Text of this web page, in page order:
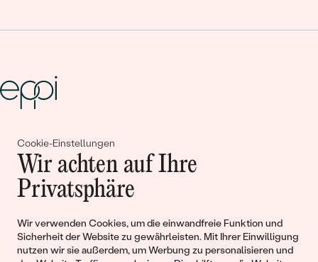
Cookie-Einstellungen
Wir achten auf Ihre
Privatsphäre
Wir verwenden Cookies, um die einwandfreie Funktion und
Sicherheit der Website zu gewährleisten. Mit Ihrer Einwilligung
nutzen wir sie außerdem, um Werbung zu personalisieren und
Gemeinsam erschaffen wir
Geschichten von Schönheit und
Liebe
Begleiten Sie uns!